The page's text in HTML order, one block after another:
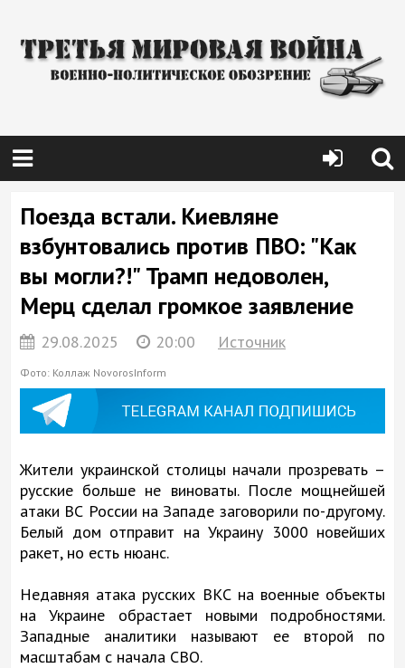
Поезда встали. Киевляне
взбунтовались против ПВО: "Как
вы могли?!" Трамп недоволен,
Мерц сделал громкое заявление
29.08.2025 20:00 Источник
Фото: Коллаж NovorosInform
Жители украинской столицы начали прозревать –
русские больше не виноваты. После мощнейшей
атаки ВС России на Западе заговорили по-другому.
Белый дом отправит на Украину 3000 новейших
ракет, но есть нюанс.
Недавняя атака русских ВКС на военные объекты
на Украине обрастает новыми подробностями.
Западные аналитики называют ее второй по
масштабам с начала СВО.